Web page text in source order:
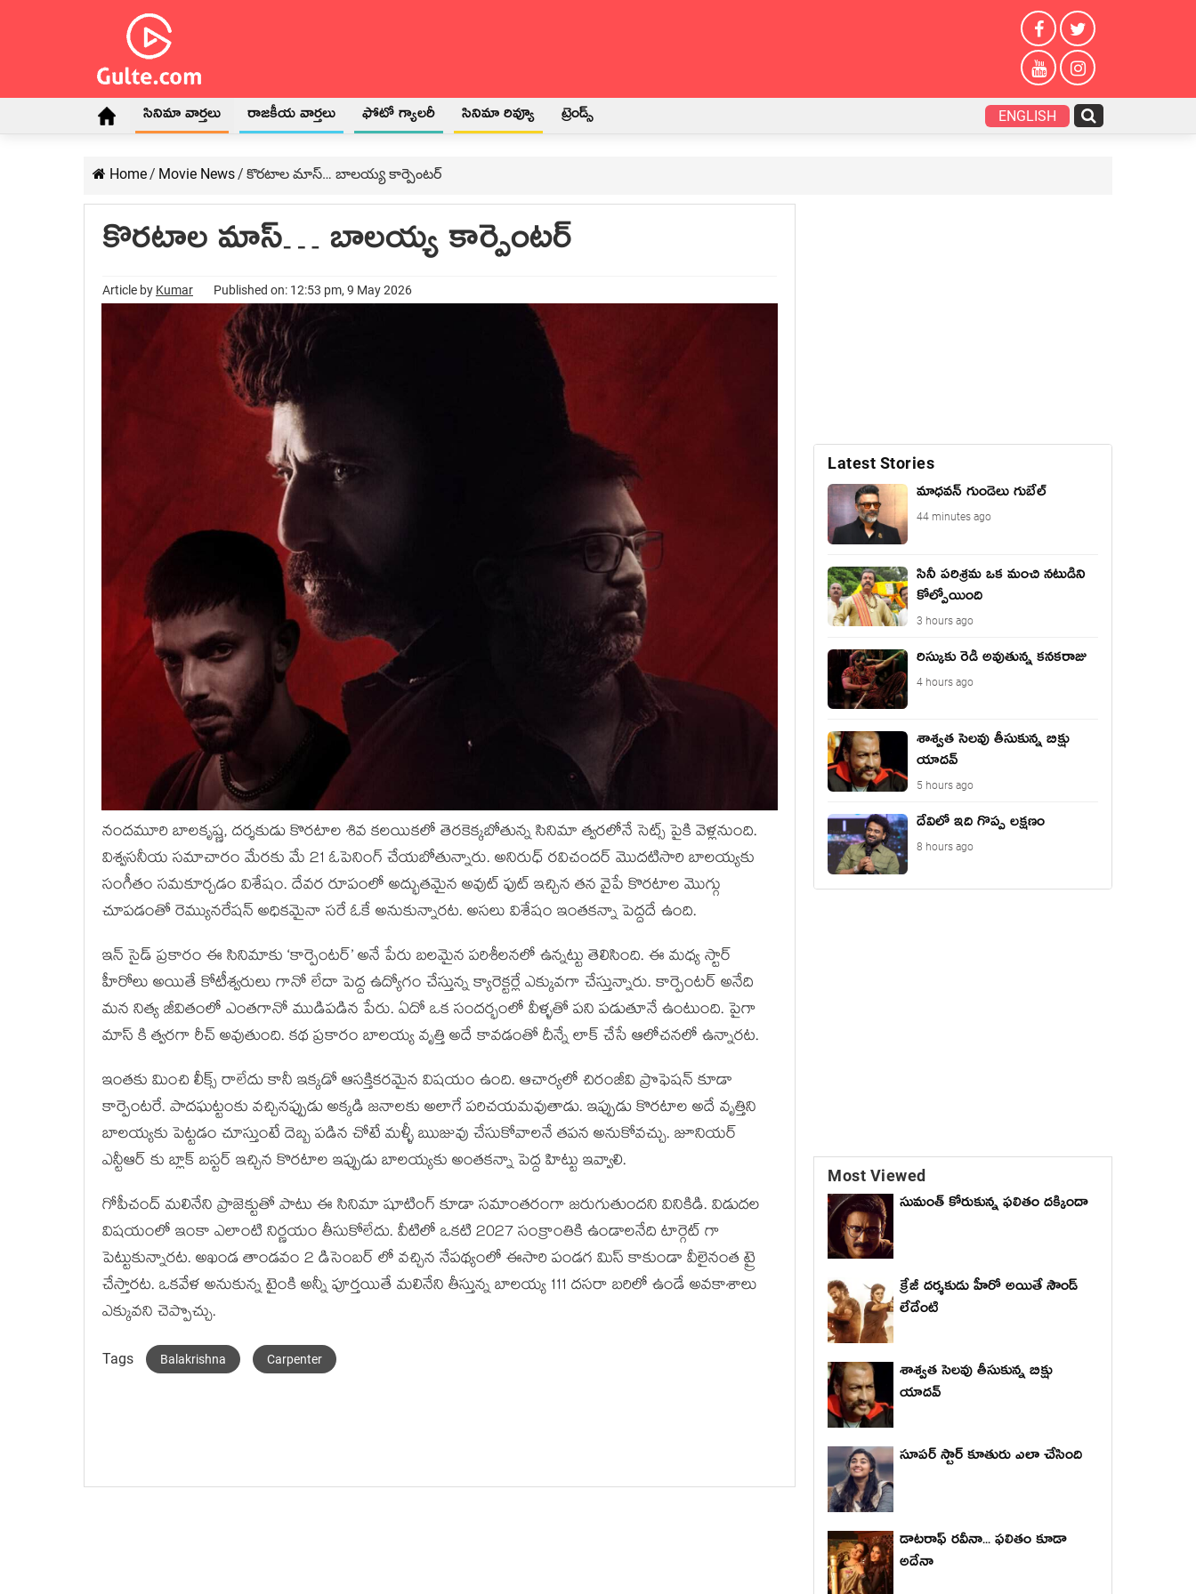
సినిమా వార్తలు రాజకీయ వార్తలు ఫోటో గ్యాలరీ సినిమా రివ్యూ ట్రెండ్స్ ENGLISH
Home/ Movie News/ కొరటాల మాస్… బాలయ్య కార్పెంటర్
కొరటాల మాస్… బాలయ్య కార్పెంటర్
Article by Kumar Published on: 12:53 pm, 9 May 2026
నందమూరి బాలకృష్ణ, దర్శకుడు కొరటాల శివ కలయికలో తెరకెక్కబోతున్న సినిమా త్వరలోనే సెట్స్ పైకి వెళ్లనుంది.
విశ్వసనీయ సమాచారం మేరకు మే 21 ఓపెనింగ్ చేయబోతున్నారు. అనిరుధ్ రవిచందర్ మొదటిసారి బాలయ్యకు
సంగీతం సమకూర్చడం విశేషం. దేవర రూపంలో అద్భుతమైన అవుట్ ఫుట్ ఇచ్చిన తన వైపే కొరటాల మొగ్గు
చూపడంతో రెమ్యునరేషన్ అధికమైనా సరే ఓకే అనుకున్నారట. అసలు విశేషం ఇంతకన్నా పెద్దదే ఉంది.
ఇన్ సైడ్ ప్రకారం ఈ సినిమాకు ‘కార్పెంటర్’ అనే పేరు బలమైన పరిశీలనలో ఉన్నట్టు తెలిసింది. ఈ మధ్య స్టార్
హీరోలు అయితే కోటీశ్వరులు గానో లేదా పెద్ద ఉద్యోగం చేస్తున్న క్యారెక్టర్లే ఎక్కువగా చేస్తున్నారు. కార్పెంటర్ అనేది
మన నిత్య జీవితంలో ఎంతగానో ముడిపడిన పేరు. ఏదో ఒక సందర్భంలో వీళ్ళతో పని పడుతూనే ఉంటుంది. పైగా
మాస్ కి త్వరగా రీచ్ అవుతుంది. కథ ప్రకారం బాలయ్య వృత్తి అదే కావడంతో దీన్నే లాక్ చేసే ఆలోచనలో ఉన్నారట.
ఇంతకు మించి లీక్స్ రాలేదు కానీ ఇక్కడో ఆసక్తికరమైన విషయం ఉంది. ఆచార్యలో చిరంజీవి ప్రొఫెషన్ కూడా
కార్పెంటరే. పాదఘట్టంకు వచ్చినప్పుడు అక్కడి జనాలకు అలాగే పరిచయమవుతాడు. ఇప్పుడు కొరటాల అదే వృత్తిని
బాలయ్యకు పెట్టడం చూస్తుంటే దెబ్బ పడిన చోటే మళ్ళీ ఋజువు చేసుకోవాలనే తపన అనుకోవచ్చు. జూనియర్
ఎన్టీఆర్ కు బ్లాక్ బస్టర్ ఇచ్చిన కొరటాల ఇప్పుడు బాలయ్యకు అంతకన్నా పెద్ద హిట్టు ఇవ్వాలి.
గోపీచంద్ మలినేని ప్రాజెక్టుతో పాటు ఈ సినిమా షూటింగ్ కూడా సమాంతరంగా జరుగుతుందని వినికిడి. విడుదల
విషయంలో ఇంకా ఎలాంటి నిర్ణయం తీసుకోలేదు. వీటిలో ఒకటి 2027 సంక్రాంతికి ఉండాలనేది టార్గెట్ గా
పెట్టుకున్నారట. అఖండ తాండవం 2 డిసెంబర్ లో వచ్చిన నేపథ్యంలో ఈసారి పండగ మిస్ కాకుండా వీలైనంత ట్రై
చేస్తారట. ఒకవేళ అనుకున్న టైంకి అన్నీ పూర్తయితే మలినేని తీస్తున్న బాలయ్య 111 దసరా బరిలో ఉండే అవకాశాలు
ఎక్కువని చెప్పొచ్చు.
Tags Balakrishna Carpenter
Latest Stories
మాధ‌వ‌న్ గుండెలు గుబేల్‌
44 minutes ago
సినీ పరిశ్రమ ఒక మంచి నటుడిని
కోల్పోయింది
3 hours ago
రిస్కుకు రెడీ అవుతున్న కనకరాజు
4 hours ago
శాశ్వత సెలవు తీసుకున్న బిక్షు
యాదవ్
5 hours ago
దేవిలో ఇది గొప్ప లక్షణం
8 hours ago
Most Viewed
సుమంత్ కోరుకున్న ఫలితం దక్కిందా
క్రేజీ దర్శకుడు హీరో అయితే సౌండ్
లేదేంటి
శాశ్వత సెలవు తీసుకున్న బిక్షు
యాదవ్
సూపర్ స్టార్ కూతురు ఎలా చేసింది
డాటరాఫ్ రవీనా... ఫలితం కూడా
అదేనా